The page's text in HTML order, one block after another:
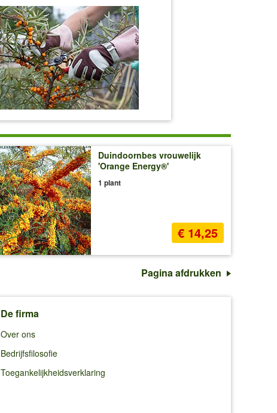
Duindoornbes vrouwelijk
'Orange Energy®'
1 plant
€ 14,25
Pagina afdrukken
De firma
Over ons
Bedrijfsfilosofie
Toegankelijkheidsverklaring